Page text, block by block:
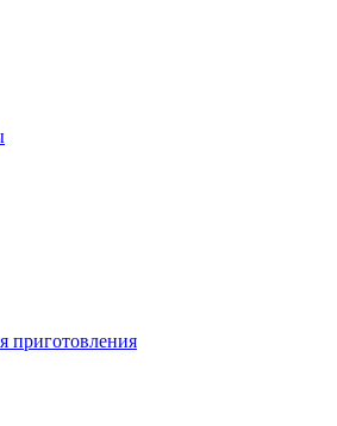
приготовления